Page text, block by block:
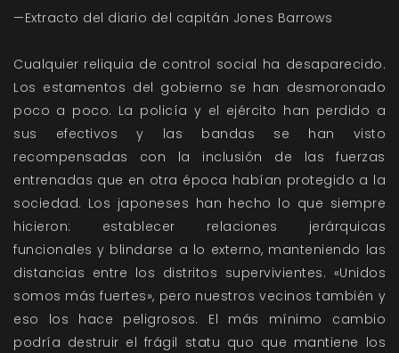
—Extracto del diario del capitán Jones Barrows
Cualquier reliquia de control social ha desaparecido.
Los estamentos del gobierno se han desmoronado
poco a poco. La policía y el ejército han perdido a
sus efectivos y las bandas se han visto
recompensadas con la inclusión de las fuerzas
entrenadas que en otra época habían protegido a la
sociedad. Los japoneses han hecho lo que siempre
hicieron: establecer relaciones jerárquicas
funcionales y blindarse a lo externo, manteniendo las
distancias entre los distritos supervivientes. «Unidos
somos más fuertes», pero nuestros vecinos también y
eso los hace peligrosos. El más mínimo cambio
podría destruir el frágil statu quo que mantiene los